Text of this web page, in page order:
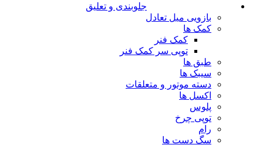
جلوبندی و تعلیق
بازویی میل تعادل
کمک ها
کمک فنر
توپی سر کمک فنر
طبق ها
سیبک ها
دسته موتور و متعلقات
اکسل ها
پلوس
توپی چرخ
رام
سگ دست ها